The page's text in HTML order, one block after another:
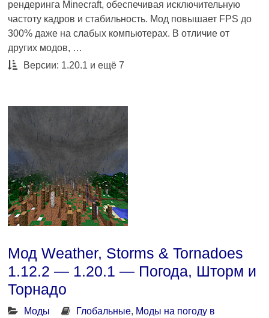
рендеринга Minecraft, обеспечивая исключительную
частоту кадров и стабильность. Мод повышает FPS до
300% даже на слабых компьютерах. В отличие от
других модов, …
Версии: 1.20.1 и ещё 7
Мод Weather, Storms & Tornadoes
1.12.2 — 1.20.1 — Погода, Шторм и
Торнадо
Моды Глобальные, Моды на погоду в